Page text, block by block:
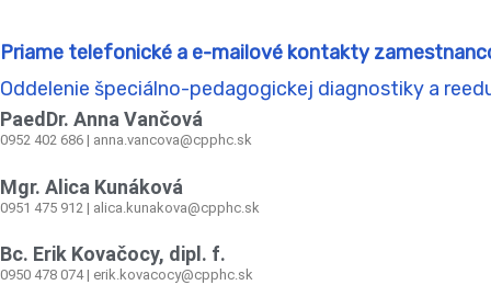
Priame telefonické a e-mailové kontakty
Oddelenie špeciálno-pedagogickej diagnostiky a
PaedDr. Anna Vančová
0952 402 686 | anna.vancova@cpphc.sk
Mgr. Alica Kunáková
0951 475 912 | alica.kunakova@cpphc.sk
Bc. Erik Kovačocy, dipl. f.
0950 478 074 | erik.kovacocy@cpphc.sk